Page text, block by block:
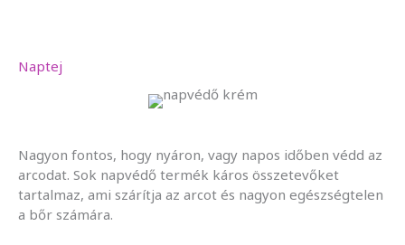
Naptej
Nagyon fontos, hogy nyáron, vagy napos időben védd az
arcodat. Sok napvédő termék káros összetevőket
tartalmaz, ami szárítja az arcot és nagyon egészségtelen
a bőr számára.